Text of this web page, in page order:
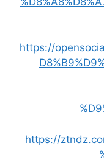
https://
https://